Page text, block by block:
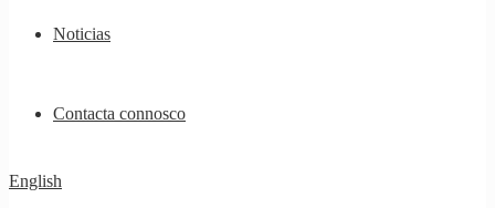
Noticias
Contacta connosco
English